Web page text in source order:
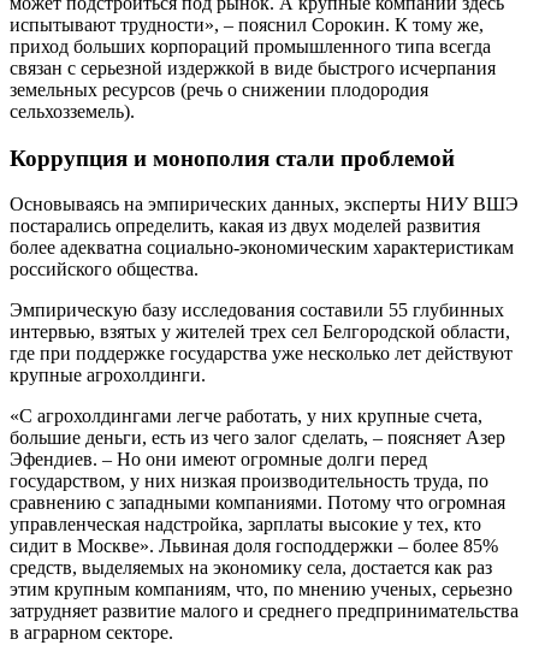
испытывают трудности», – пояснил Сорокин. К тому же,
приход больших корпораций промышленного типа всегда
связан с серьезной издержкой в виде быстрого исчерпания
земельных ресурсов (речь о снижении плодородия
сельхозземель).
Коррупция и монополия стали проблемой
Основываясь на эмпирических данных, эксперты НИУ ВШЭ
постарались определить, какая из двух моделей развития
более адекватна социально-экономическим характеристикам
российского общества.
Эмпирическую базу исследования составили 55 глубинных
интервью, взятых у жителей трех сел Белгородской области,
где при поддержке государства уже несколько лет действуют
крупные агрохолдинги.
«С агрохолдингами легче работать, у них крупные счета,
большие деньги, есть из чего залог сделать, – поясняет Азер
Эфендиев. – Но они имеют огромные долги перед
государством, у них низкая производительность труда, по
сравнению с западными компаниями. Потому что огромная
управленческая надстройка, зарплаты высокие у тех, кто
сидит в Москве». Львиная доля господдержки – более 85%
средств, выделяемых на экономику села, достается как раз
этим крупным компаниям, что, по мнению ученых, серьезно
затрудняет развитие малого и среднего предпринимательства
в аграрном секторе.